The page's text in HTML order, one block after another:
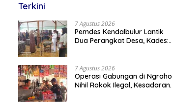
Terkini
7 Agustus 2026
Pemdes Kendalbulur Lantik
Dua Perangkat Desa, Kades:
7 Agustus 2026
Operasi Gabungan di Ngraho
Nihil Rokok Ilegal, Kesadaran